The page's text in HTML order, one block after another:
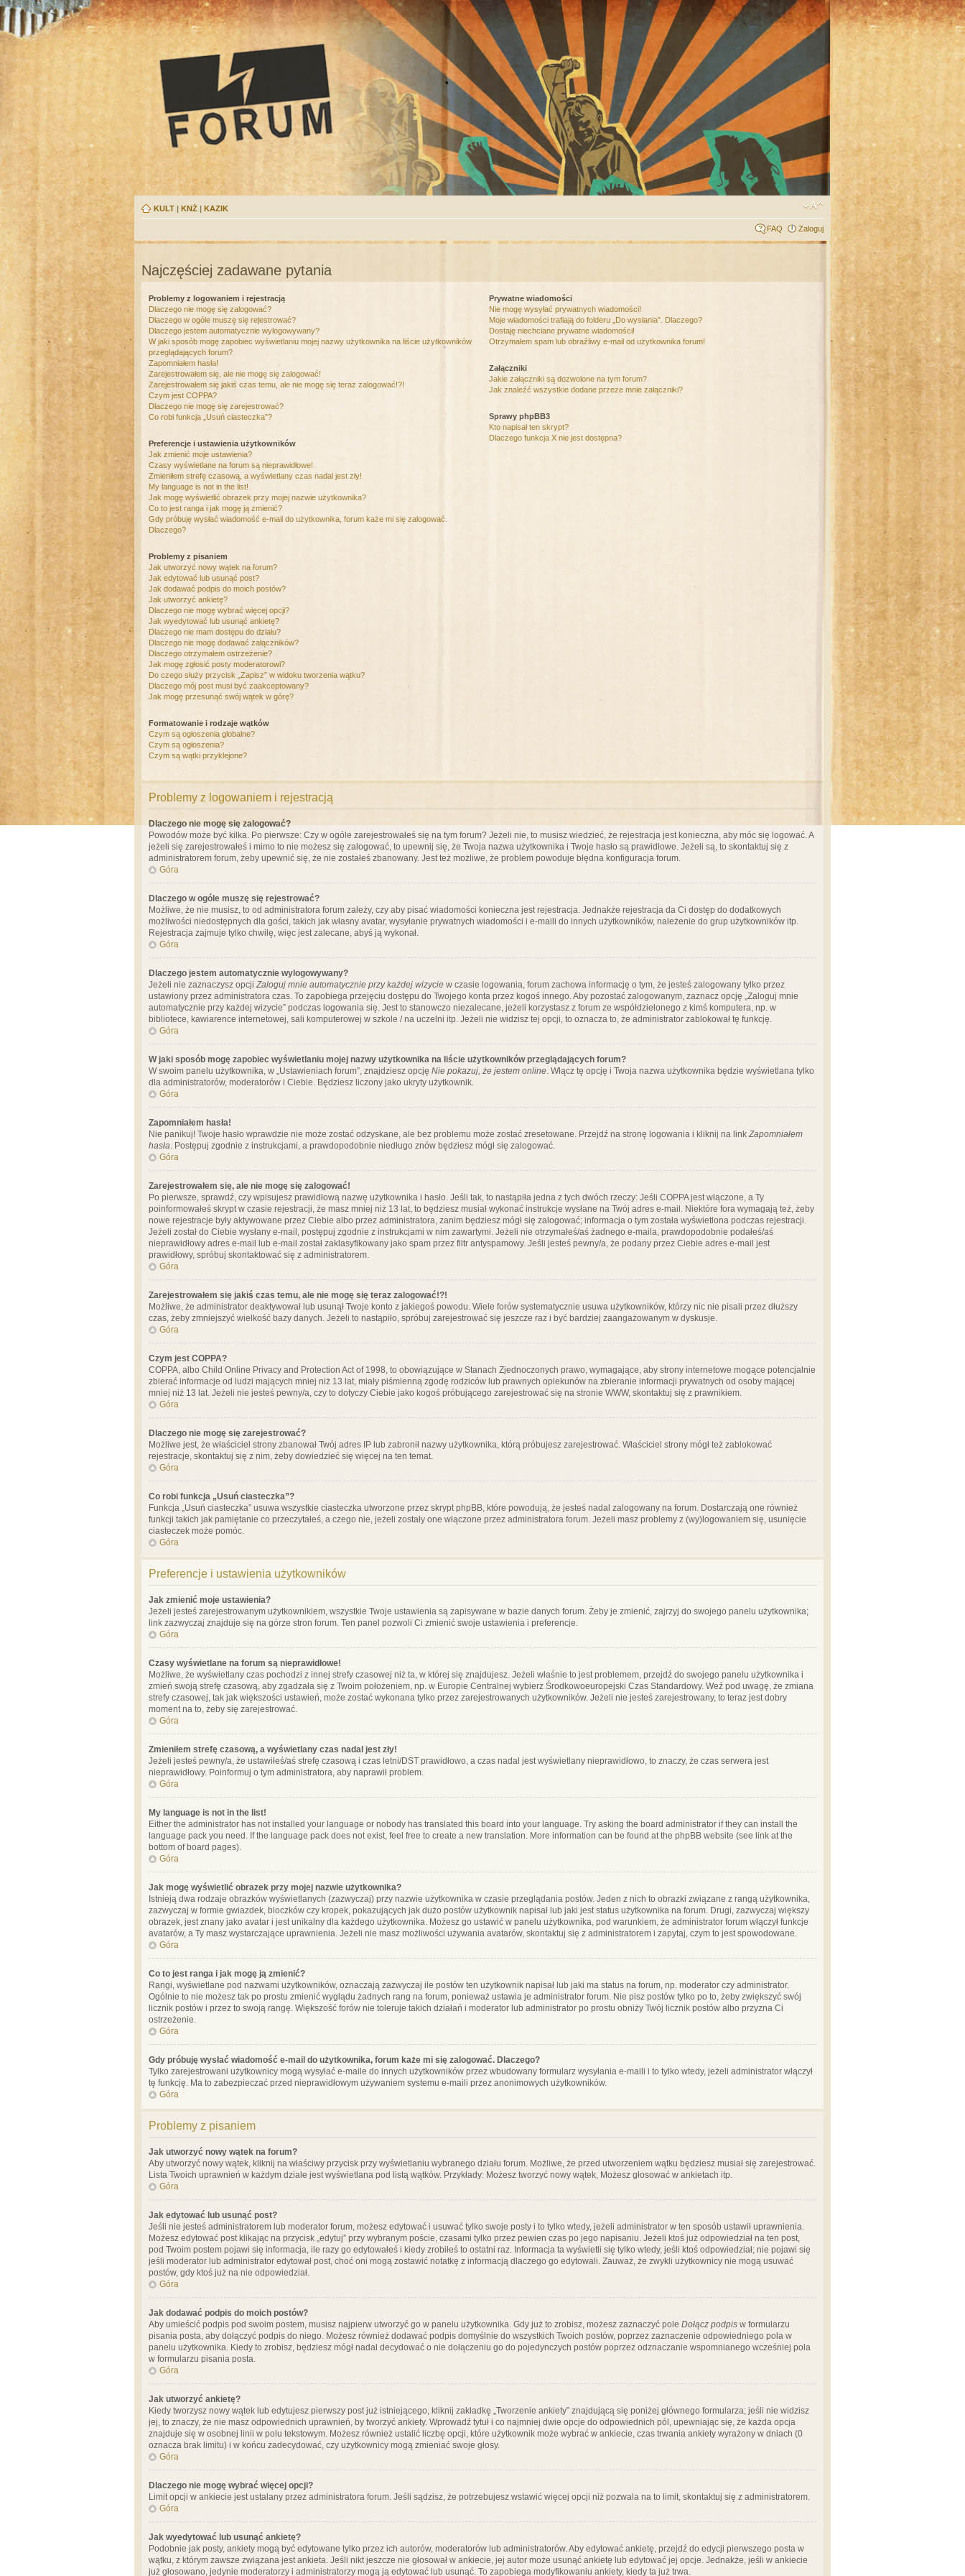
KULT | KNŻ | KAZIK
FAQ Zaloguj
Najczęściej zadawane pytania
Problemy z logowaniem i rejestracją
Dlaczego nie mogę się zalogować?
Dlaczego w ogóle muszę się rejestrować?
Dlaczego jestem automatycznie wylogowywany?
W jaki sposób mogę zapobiec wyświetlaniu mojej nazwy użytkownika na liście użytkowników
przeglądających forum?
Zapomniałem hasła!
Zarejestrowałem się, ale nie mogę się zalogować!
Zarejestrowałem się jakiś czas temu, ale nie mogę się teraz zalogować!?!
Czym jest COPPA?
Dlaczego nie mogę się zarejestrować?
Co robi funkcja „Usuń ciasteczka”?
Preferencje i ustawienia użytkowników
Jak zmienić moje ustawienia?
Czasy wyświetlane na forum są nieprawidłowe!
Zmieniłem strefę czasową, a wyświetlany czas nadal jest zły!
My language is not in the list!
Jak mogę wyświetlić obrazek przy mojej nazwie użytkownika?
Co to jest ranga i jak mogę ją zmienić?
Gdy próbuję wysłać wiadomość e-mail do użytkownika, forum każe mi się zalogować.
Dlaczego?
Problemy z pisaniem
Jak utworzyć nowy wątek na forum?
Jak edytować lub usunąć post?
Jak dodawać podpis do moich postów?
Jak utworzyć ankietę?
Dlaczego nie mogę wybrać więcej opcji?
Jak wyedytować lub usunąć ankietę?
Dlaczego nie mam dostępu do działu?
Dlaczego nie mogę dodawać załączników?
Dlaczego otrzymałem ostrzeżenie?
Jak mogę zgłosić posty moderatorowi?
Do czego służy przycisk „Zapisz” w widoku tworzenia wątku?
Dlaczego mój post musi być zaakceptowany?
Jak mogę przesunąć swój wątek w górę?
Formatowanie i rodzaje wątków
Czym są ogłoszenia globalne?
Czym są ogłoszenia?
Czym są wątki przyklejone?
Prywatne wiadomości
Nie mogę wysyłać prywatnych wiadomości!
Moje wiadomości trafiają do folderu „Do wysłania”. Dlaczego?
Dostaję niechciane prywatne wiadomości!
Otrzymałem spam lub obraźliwy e-mail od użytkownika forum!
Załączniki
Jakie załączniki są dozwolone na tym forum?
Jak znaleźć wszystkie dodane przeze mnie załączniki?
Sprawy phpBB3
Kto napisał ten skrypt?
Dlaczego funkcja X nie jest dostępna?
Problemy z logowaniem i rejestracją
Dlaczego nie mogę się zalogować?
Powodów może być kilka. Po pierwsze: Czy w ogóle zarejestrowałeś się na tym forum? Jeżeli nie, to musisz wiedzieć, że rejestracja jest konieczna, aby móc się logować. A
jeżeli się zarejestrowałeś i mimo to nie możesz się zalogować, to upewnij się, że Twoja nazwa użytkownika i Twoje hasło są prawidłowe. Jeżeli są, to skontaktuj się z
administratorem forum, żeby upewnić się, że nie zostałeś zbanowany. Jest też możliwe, że problem powoduje błędna konfiguracja forum.
Góra
Dlaczego w ogóle muszę się rejestrować?
Możliwe, że nie musisz, to od administratora forum zależy, czy aby pisać wiadomości konieczna jest rejestracja. Jednakże rejestracja da Ci dostęp do dodatkowych
możliwości niedostępnych dla gości, takich jak własny avatar, wysyłanie prywatnych wiadomości i e-maili do innych użytkowników, należenie do grup użytkowników itp.
Rejestracja zajmuje tylko chwilę, więc jest zalecane, abyś ją wykonał.
Góra
Dlaczego jestem automatycznie wylogowywany?
Jeżeli nie zaznaczysz opcji Zaloguj mnie automatycznie przy każdej wizycie w czasie logowania, forum zachowa informację o tym, że jesteś zalogowany tylko przez
ustawiony przez administratora czas. To zapobiega przejęciu dostępu do Twojego konta przez kogoś innego. Aby pozostać zalogowanym, zaznacz opcję „Zaloguj mnie
automatycznie przy każdej wizycie” podczas logowania się. Jest to stanowczo niezalecane, jeżeli korzystasz z forum ze współdzielonego z kimś komputera, np. w
bibliotece, kawiarence internetowej, sali komputerowej w szkole / na uczelni itp. Jeżeli nie widzisz tej opcji, to oznacza to, że administrator zablokował tę funkcję.
Góra
W jaki sposób mogę zapobiec wyświetlaniu mojej nazwy użytkownika na liście użytkowników przeglądających forum?
W swoim panelu użytkownika, w „Ustawieniach forum”, znajdziesz opcję Nie pokazuj, że jestem online. Włącz tę opcję i Twoja nazwa użytkownika będzie wyświetlana tylko
dla administratorów, moderatorów i Ciebie. Będziesz liczony jako ukryty użytkownik.
Góra
Zapomniałem hasła!
Nie panikuj! Twoje hasło wprawdzie nie może zostać odzyskane, ale bez problemu może zostać zresetowane. Przejdź na stronę logowania i kliknij na link Zapomniałem
hasła. Postępuj zgodnie z instrukcjami, a prawdopodobnie niedługo znów będziesz mógł się zalogować.
Góra
Zarejestrowałem się, ale nie mogę się zalogować!
Po pierwsze, sprawdź, czy wpisujesz prawidłową nazwę użytkownika i hasło. Jeśli tak, to nastąpiła jedna z tych dwóch rzeczy: Jeśli COPPA jest włączone, a Ty
poinformowałeś skrypt w czasie rejestracji, że masz mniej niż 13 lat, to będziesz musiał wykonać instrukcje wysłane na Twój adres e-mail. Niektóre fora wymagają też, żeby
nowe rejestracje były aktywowane przez Ciebie albo przez administratora, zanim będziesz mógł się zalogować; informacja o tym została wyświetlona podczas rejestracji.
Jeżeli został do Ciebie wysłany e-mail, postępuj zgodnie z instrukcjami w nim zawartymi. Jeżeli nie otrzymałeś/aś żadnego e-maila, prawdopodobnie podałeś/aś
nieprawidłowy adres e-mail lub e-mail został zaklasyfikowany jako spam przez filtr antyspamowy. Jeśli jesteś pewny/a, że podany przez Ciebie adres e-mail jest
prawidłowy, spróbuj skontaktować się z administratorem.
Góra
Zarejestrowałem się jakiś czas temu, ale nie mogę się teraz zalogować!?!
Możliwe, że administrator deaktywował lub usunął Twoje konto z jakiegoś powodu. Wiele forów systematycznie usuwa użytkowników, którzy nic nie pisali przez dłuższy
czas, żeby zmniejszyć wielkość bazy danych. Jeżeli to nastąpiło, spróbuj zarejestrować się jeszcze raz i być bardziej zaangażowanym w dyskusje.
Góra
Czym jest COPPA?
COPPA, albo Child Online Privacy and Protection Act of 1998, to obowiązujące w Stanach Zjednoczonych prawo, wymagające, aby strony internetowe mogące potencjalnie
zbierać informacje od ludzi mających mniej niż 13 lat, miały piśmienną zgodę rodziców lub prawnych opiekunów na zbieranie informacji prywatnych od osoby mającej
mniej niż 13 lat. Jeżeli nie jesteś pewny/a, czy to dotyczy Ciebie jako kogoś próbującego zarejestrować się na stronie WWW, skontaktuj się z prawnikiem.
Góra
Dlaczego nie mogę się zarejestrować?
Możliwe jest, że właściciel strony zbanował Twój adres IP lub zabronił nazwy użytkownika, którą próbujesz zarejestrować. Właściciel strony mógł też zablokować
rejestracje, skontaktuj się z nim, żeby dowiedzieć się więcej na ten temat.
Góra
Co robi funkcja „Usuń ciasteczka”?
Funkcja „Usuń ciasteczka” usuwa wszystkie ciasteczka utworzone przez skrypt phpBB, które powodują, że jesteś nadal zalogowany na forum. Dostarczają one również
funkcji takich jak pamiętanie co przeczytałeś, a czego nie, jeżeli zostały one włączone przez administratora forum. Jeżeli masz problemy z (wy)logowaniem się, usunięcie
ciasteczek może pomóc.
Góra
Preferencje i ustawienia użytkowników
Jak zmienić moje ustawienia?
Jeżeli jesteś zarejestrowanym użytkownikiem, wszystkie Twoje ustawienia są zapisywane w bazie danych forum. Żeby je zmienić, zajrzyj do swojego panelu użytkownika;
link zazwyczaj znajduje się na górze stron forum. Ten panel pozwoli Ci zmienić swoje ustawienia i preferencje.
Góra
Czasy wyświetlane na forum są nieprawidłowe!
Możliwe, że wyświetlany czas pochodzi z innej strefy czasowej niż ta, w której się znajdujesz. Jeżeli właśnie to jest problemem, przejdź do swojego panelu użytkownika i
zmień swoją strefę czasową, aby zgadzała się z Twoim położeniem, np. w Europie Centralnej wybierz Środkowoeuropejski Czas Standardowy. Weź pod uwagę, że zmiana
strefy czasowej, tak jak większości ustawień, może zostać wykonana tylko przez zarejestrowanych użytkowników. Jeżeli nie jesteś zarejestrowany, to teraz jest dobry
moment na to, żeby się zarejestrować.
Góra
Zmieniłem strefę czasową, a wyświetlany czas nadal jest zły!
Jeżeli jesteś pewny/a, że ustawiłeś/aś strefę czasową i czas letni/DST prawidłowo, a czas nadal jest wyświetlany nieprawidłowo, to znaczy, że czas serwera jest
nieprawidłowy. Poinformuj o tym administratora, aby naprawił problem.
Góra
My language is not in the list!
Either the administrator has not installed your language or nobody has translated this board into your language. Try asking the board administrator if they can install the
language pack you need. If the language pack does not exist, feel free to create a new translation. More information can be found at the phpBB website (see link at the
bottom of board pages).
Góra
Jak mogę wyświetlić obrazek przy mojej nazwie użytkownika?
Istnieją dwa rodzaje obrazków wyświetlanych (zazwyczaj) przy nazwie użytkownika w czasie przeglądania postów. Jeden z nich to obrazki związane z rangą użytkownika,
zazwyczaj w formie gwiazdek, bloczków czy kropek, pokazujących jak dużo postów użytkownik napisał lub jaki jest status użytkownika na forum. Drugi, zazwyczaj większy
obrazek, jest znany jako avatar i jest unikalny dla każdego użytkownika. Możesz go ustawić w panelu użytkownika, pod warunkiem, że administrator forum włączył funkcje
avatarów, a Ty masz wystarczające uprawnienia. Jeżeli nie masz możliwości używania avatarów, skontaktuj się z administratorem i zapytaj, czym to jest spowodowane.
Góra
Co to jest ranga i jak mogę ją zmienić?
Rangi, wyświetlane pod nazwami użytkowników, oznaczają zazwyczaj ile postów ten użytkownik napisał lub jaki ma status na forum, np. moderator czy administrator.
Ogólnie to nie możesz tak po prostu zmienić wyglądu żadnych rang na forum, ponieważ ustawia je administrator forum. Nie pisz postów tylko po to, żeby zwiększyć swój
licznik postów i przez to swoją rangę. Większość forów nie toleruje takich działań i moderator lub administrator po prostu obniży Twój licznik postów albo przyzna Ci
ostrzeżenie.
Góra
Gdy próbuję wysłać wiadomość e-mail do użytkownika, forum każe mi się zalogować. Dlaczego?
Tylko zarejestrowani użytkownicy mogą wysyłać e-maile do innych użytkowników przez wbudowany formularz wysyłania e-maili i to tylko wtedy, jeżeli administrator włączył
tę funkcję. Ma to zabezpieczać przed nieprawidłowym używaniem systemu e-maili przez anonimowych użytkowników.
Góra
Problemy z pisaniem
Jak utworzyć nowy wątek na forum?
Aby utworzyć nowy wątek, kliknij na właściwy przycisk przy wyświetlaniu wybranego działu forum. Możliwe, że przed utworzeniem wątku będziesz musiał się zarejestrować.
Lista Twoich uprawnień w każdym dziale jest wyświetlana pod listą wątków. Przykłady: Możesz tworzyć nowy wątek, Możesz głosować w ankietach itp.
Góra
Jak edytować lub usunąć post?
Jeśli nie jesteś administratorem lub moderator forum, możesz edytować i usuwać tylko swoje posty i to tylko wtedy, jeżeli administrator w ten sposób ustawił uprawnienia.
Możesz edytować post klikając na przycisk „edytuj” przy wybranym poście, czasami tylko przez pewien czas po jego napisaniu. Jeżeli ktoś już odpowiedział na ten post,
pod Twoim postem pojawi się informacja, ile razy go edytowałeś i kiedy zrobiłeś to ostatni raz. Informacja ta wyświetli się tylko wtedy, jeśli ktoś odpowiedział; nie pojawi się
jeśli moderator lub administrator edytował post, choć oni mogą zostawić notatkę z informacją dlaczego go edytowali. Zauważ, że zwykli użytkownicy nie mogą usuwać
postów, gdy ktoś już na nie odpowiedział.
Góra
Jak dodawać podpis do moich postów?
Aby umieścić podpis pod swoim postem, musisz najpierw utworzyć go w panelu użytkownika. Gdy już to zrobisz, możesz zaznaczyć pole Dołącz podpis w formularzu
pisania posta, aby dołączyć podpis do niego. Możesz również dodawać podpis domyślnie do wszystkich Twoich postów, poprzez zaznaczenie odpowiedniego pola w
panelu użytkownika. Kiedy to zrobisz, będziesz mógł nadal decydować o nie dołączeniu go do pojedynczych postów poprzez odznaczanie wspomnianego wcześniej pola
w formularzu pisania posta.
Góra
Jak utworzyć ankietę?
Kiedy tworzysz nowy wątek lub edytujesz pierwszy post już istniejącego, kliknij zakładkę „Tworzenie ankiety” znajdującą się poniżej głównego formularza; jeśli nie widzisz
jej, to znaczy, że nie masz odpowiednich uprawnień, by tworzyć ankiety. Wprowadź tytuł i co najmniej dwie opcje do odpowiednich pól, upewniając się, że każda opcja
znajduje się w osobnej linii w polu tekstowym. Możesz również ustalić liczbę opcji, które użytkownik może wybrać w ankiecie, czas trwania ankiety wyrażony w dniach (0
oznacza brak limitu) i w końcu zadecydować, czy użytkownicy mogą zmieniać swoje głosy.
Góra
Dlaczego nie mogę wybrać więcej opcji?
Limit opcji w ankiecie jest ustalany przez administratora forum. Jeśli sądzisz, że potrzebujesz wstawić więcej opcji niż pozwala na to limit, skontaktuj się z administratorem.
Góra
Jak wyedytować lub usunąć ankietę?
Podobnie jak posty, ankiety mogą być edytowane tylko przez ich autorów, moderatorów lub administratorów. Aby edytować ankietę, przejdź do edycji pierwszego posta w
wątku, z którym zawsze związana jest ankieta. Jeśli nikt jeszcze nie głosował w ankiecie, jej autor może usunąć ankietę lub edytować jej opcje. Jednakże, jeśli w ankiecie
już głosowano, jedynie moderatorzy i administratorzy mogą ją edytować lub usunąć. To zapobiega modyfikowaniu ankiety, kiedy ta już trwa.